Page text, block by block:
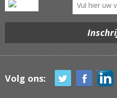
Volg ons: